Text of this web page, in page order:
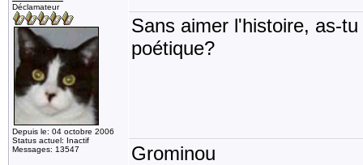
Déclamateur
Depuis le: 04 octobre 2006
Status actuel: Inactif
Messages: 13547
Sans aimer l'histoire, as-
poétique?
Grominou